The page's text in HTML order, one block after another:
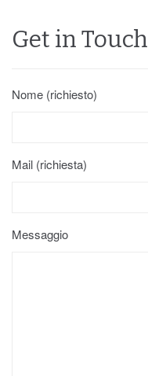
Get in Touch
Nome (richiesto)
Mail (richiesta)
Messaggio